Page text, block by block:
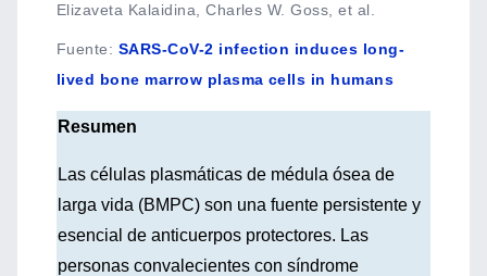
Elizaveta Kalaidina, Charles W. Goss, et al.
Fuente: SARS-CoV-2 infection induces long-
lived bone marrow plasma cells in humans
Resumen
Las células plasmáticas de médula ósea de
larga vida (BMPC) son una fuente persistente y
esencial de anticuerpos protectores. Las
personas convalecientes con síndrome